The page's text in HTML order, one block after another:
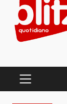
content
PRIMARY